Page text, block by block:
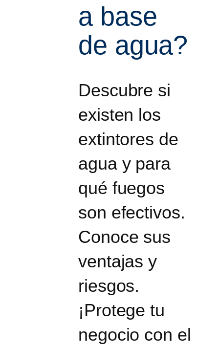
a base
de agua?
Descubre si
existen los
extintores de
agua y para
qué fuegos
son efectivos.
Conoce sus
ventajas y
riesgos.
¡Protege tu
negocio con el